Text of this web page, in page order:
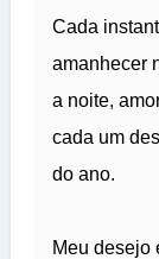
Cada
amanhecer
a noite,
cada um
do ano.
Meu desejo